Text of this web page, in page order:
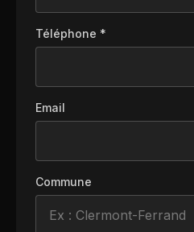
Téléphone *
Email
Commune